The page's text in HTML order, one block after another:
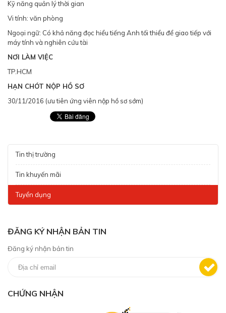
Kỹ năng quản lý thời gian
Vi tính: văn phòng
Ngoại ngữ: Có khả năng đọc hiểu tiếng Anh tối thiểu để giao tiếp với
máy tính và nghiên cứu tài
NƠI LÀM VIỆC
TP.HCM
HẠN CHÓT NỘP HỒ SƠ
30/11/2016 (ưu tiên ứng viên nộp hồ sơ sớm)
Tin thị trường
Tin khuyến mãi
Tuyển dụng
ĐĂNG KÝ NHẬN BẢN TIN
Đăng ký nhận bản tin
CHỨNG NHẬN